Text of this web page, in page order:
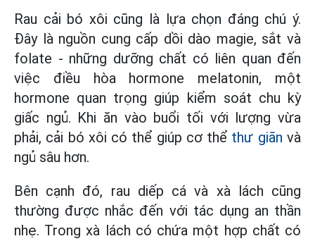
Rau cải bó xôi cũng là lựa chọn đáng chú ý.
Đây là nguồn cung cấp dồi dào magie, sắt và
folate - những dưỡng chất có liên quan đến
việc điều hòa hormone melatonin, một
hormone quan trọng giúp kiểm soát chu kỳ
giấc ngủ. Khi ăn vào buổi tối với lượng vừa
phải, cải bó xôi có thể giúp cơ thể thư giãn và
ngủ sâu hơn.
Bên cạnh đó, rau diếp cá và xà lách cũng
thường được nhắc đến với tác dụng an thần
nhẹ. Trong xà lách có chứa một hợp chất có